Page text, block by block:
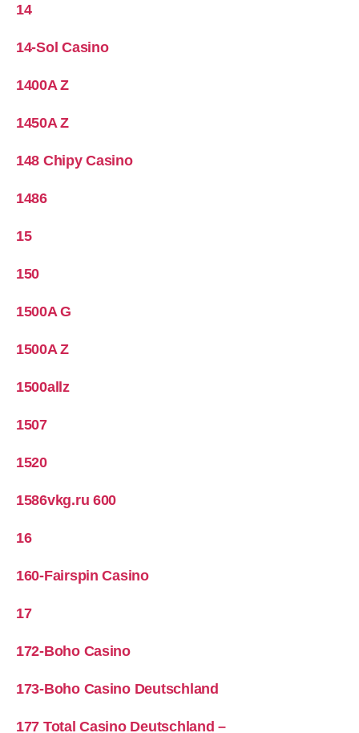
14
14-Sol Casino
1400A Z
1450A Z
148 Chipy Casino
1486
15
150
1500A G
1500A Z
1500allz
1507
1520
1586vkg.ru 600
16
160-Fairspin Casino
17
172-Boho Casino
173-Boho Casino Deutschland
177 Total Casino Deutschland –